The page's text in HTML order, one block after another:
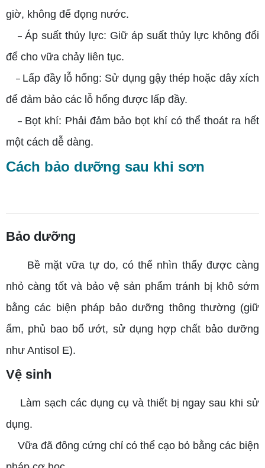
giờ, không để đọng nước.
– Áp suất thủy lực: Giữ áp suất thủy lực không đổi
để cho vữa chảy liên tục.
– Lấp đầy lỗ hổng: Sử dụng gậy thép hoặc dây xích
để đảm bảo các lỗ hổng được lấp đầy.
– Bọt khí: Phải đảm bảo bọt khí có thể thoát ra hết
một cách dễ dàng.
Cách bảo dưỡng sau khi sơn
Bảo dưỡng
Bề mặt vữa tự do, có thể nhìn thấy được càng
nhỏ càng tốt và bảo vệ sản phẩm tránh bị khô sớm
bằng các biện pháp bảo dưỡng thông thường (giữ
ẩm, phủ bao bố ướt, sử dụng hợp chất bảo dưỡng
như Antisol E).
Vệ sinh
Làm sạch các dụng cụ và thiết bị ngay sau khi sử
dụng.
Vữa đã đông cứng chỉ có thể cạo bỏ bằng các biện